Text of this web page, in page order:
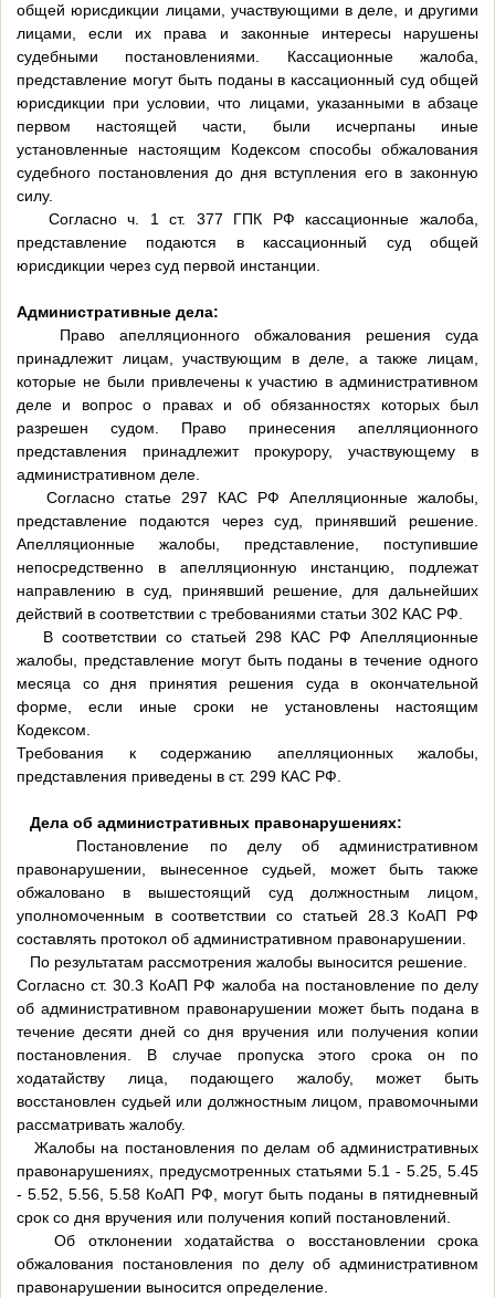
общей юрисдикции лицами, участвующими в деле, и другими
лицами, если их права и законные интересы нарушены
судебными постановлениями. Кассационные жалоба,
представление могут быть поданы в кассационный суд общей
юрисдикции при условии, что лицами, указанными в абзаце
первом настоящей части, были исчерпаны иные
установленные настоящим Кодексом способы обжалования
судебного постановления до дня вступления его в законную
силу.
Согласно ч. 1 ст. 377 ГПК РФ кассационные жалоба,
представление подаются в кассационный суд общей
юрисдикции через суд первой инстанции.
Административные дела:
Право апелляционного обжалования решения суда
принадлежит лицам, участвующим в деле, а также лицам,
которые не были привлечены к участию в административном
деле и вопрос о правах и об обязанностях которых был
разрешен судом. Право принесения апелляционного
представления принадлежит прокурору, участвующему в
административном деле.
Согласно статье 297 КАС РФ Апелляционные жалобы,
представление подаются через суд, принявший решение.
Апелляционные жалобы, представление, поступившие
непосредственно в апелляционную инстанцию, подлежат
направлению в суд, принявший решение, для дальнейших
действий в соответствии с требованиями статьи 302 КАС РФ.
В соответствии со статьей 298 КАС РФ Апелляционные
жалобы, представление могут быть поданы в течение одного
месяца со дня принятия решения суда в окончательной
форме, если иные сроки не установлены настоящим
Кодексом.
Требования к содержанию апелляционных жалобы,
представления приведены в ст. 299 КАС РФ.
Дела об административных правонарушениях:
Постановление по делу об административном
правонарушении, вынесенное судьей, может быть также
обжаловано в вышестоящий суд должностным лицом,
уполномоченным в соответствии со статьей 28.3 КоАП РФ
составлять протокол об административном правонарушении.
По результатам рассмотрения жалобы выносится решение.
Согласно ст. 30.3 КоАП РФ жалоба на постановление по делу
об административном правонарушении может быть подана в
течение десяти дней со дня вручения или получения копии
постановления. В случае пропуска этого срока он по
ходатайству лица, подающего жалобу, может быть
восстановлен судьей или должностным лицом, правомочными
рассматривать жалобу.
Жалобы на постановления по делам об административных
правонарушениях, предусмотренных статьями 5.1 - 5.25, 5.45
- 5.52, 5.56, 5.58 КоАП РФ, могут быть поданы в пятидневный
срок со дня вручения или получения копий постановлений.
Об отклонении ходатайства о восстановлении срока
обжалования постановления по делу об административном
правонарушении выносится определение.